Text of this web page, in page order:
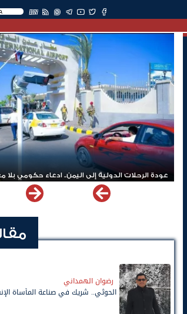
EN
عودة الرحلات الدولية إلى اليمن.. ادعاء حكومي
رضوان الهمداني
الحوثي.. شريك في صناعة المأساة